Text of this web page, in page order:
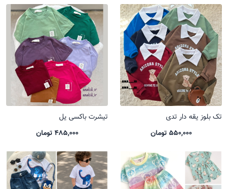
تک بلوز یقه دار تدی
550,000 تومان
تیشرت باکسی یل
485,000 تومان